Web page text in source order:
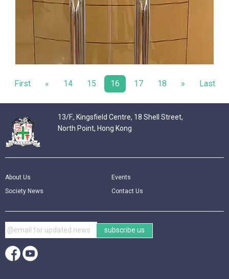
First « 14 15 16 17 18 » Last
13/F., Kingsfield Centre, 18 Shell Street,
North Point, Hong Kong
About Us
Society News
Events
Contact Us
subscribe us